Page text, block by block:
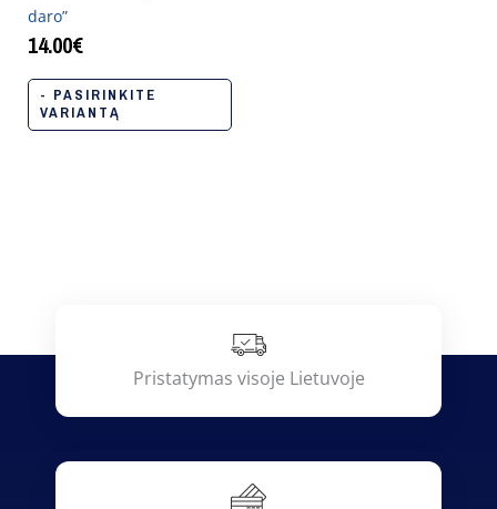
daro”
14.00€
- PASIRINKITE
VARIANTĄ
Pristatymas visoje Lietuvoje